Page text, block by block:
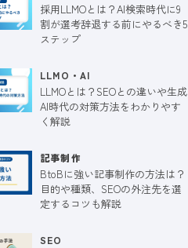
採用LLMOとは？AI検索時代に9
割が選考辞退する前にやるべき5
ステップ
LLMO・AI
LLMOとは？SEOとの違いや生成
AI時代の対策方法をわかりやす
く解説
記事制作
BtoBに強い記事制作の方法は？
目的や種類、SEOの外注先を選
定するコツも解説
SEO